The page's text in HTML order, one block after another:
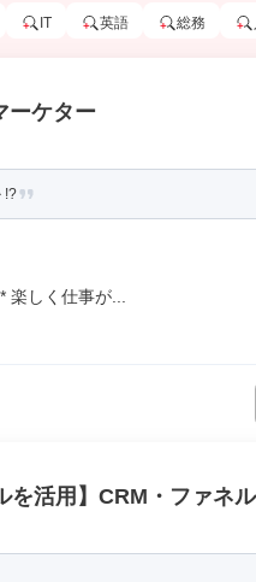
IT 英語 総務
ーケター
!?
しく仕事が...
を活用】CRM・ファネ